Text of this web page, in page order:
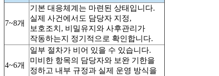
7~8개
기본 대응체계는 마련된 상태입니다.
실제 사건에서도 담당자 지정,
보호조치, 비밀유지와 사후관리가
작동하는지 정기적으로 확인합니다.
4~6개
일부 절차가 비어 있을 수 있습니다.
미비한 항목의 담당자와 보완 기한을
정하고 내부 규정과 실제 운영 방식을